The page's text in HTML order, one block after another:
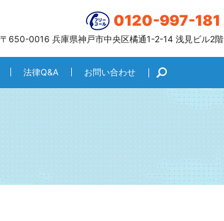
0120-997-181
〒650-0016 兵庫県神戸市中央区橘通1-2-14 浅見ビル2階
法律Q&A お問い合わせ search